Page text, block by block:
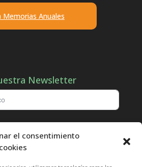
el consentimiento
Memorias Anuales
Newsletter
responder a mi consulta.